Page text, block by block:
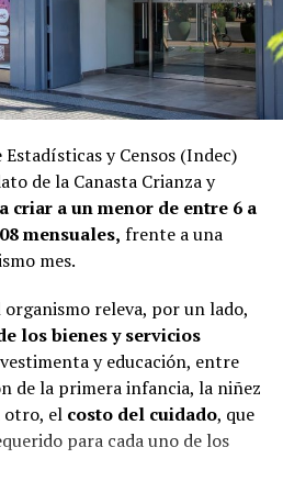
y Censos (Indec)
de la Canasta Crianza y
criar a un menor de entre 6 a
mensuales, frente a una
mes.
releva, por un lado,
los bienes y servicios
y educación, entre
de la primera infancia, la niñez
otro, el costo del cuidado, que
para cada uno de los